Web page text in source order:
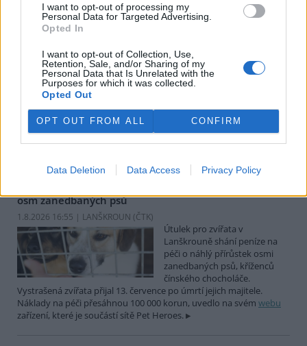
I want to opt-out of processing my
Personal Data for Targeted Advertising.
Opted In
I want to opt-out of Collection, Use,
Retention, Sale, and/or Sharing of my
Personal Data that Is Unrelated with the
Purposes for which it was collected.
Opted Out
OPT OUT FROM ALL CONFIRM
Data Deletion Data Access Privacy Policy
siluetami zvěře
1.8.2026 17:22 | PLZEŇ (
Seneckého rybníka vzdělávací
stezku, která hravou formou
seznamuje děti i dospělé s
obyvateli lesa. Využívá siluety
zvířat, QR kódy a mobilní aplikaci. Stezka je určena rodinám s dětmi
i dětským skupinám, které chodí do přírody. Za 244 000 korun ji
zajistila městská organizace Správa veřejného statku (SVS) města
Plzně, řekl ČTK vedoucí úseku lesů, zeleně a vodního hospodářství
osm zanedbaných psů
1.8.2026 16:55 | LANŠKROUN (ČTK)
Útulek pro zvířata v
Lanškrouně shání peníze na
péči o náhlý přírůstek osmi
zanedbaných psů, kříženců
čínského chocholáče.
Vystrašená zvířata přijal 13. července po úmrtí jejich majitele.
Náklady na péči přesáhnou 100 000 korun, uvedlo na svém webu
zařízení, které je součástí sítě Pet Heroes.